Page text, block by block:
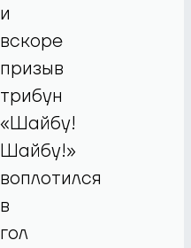
и
вскоре
призыв
трибун
«Шайбу!
Шайбу!»
воплотился
в
гол